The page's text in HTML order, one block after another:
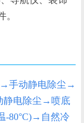
。
→手动静电除尘→
静电除尘→喷底
-80°C)→自然冷